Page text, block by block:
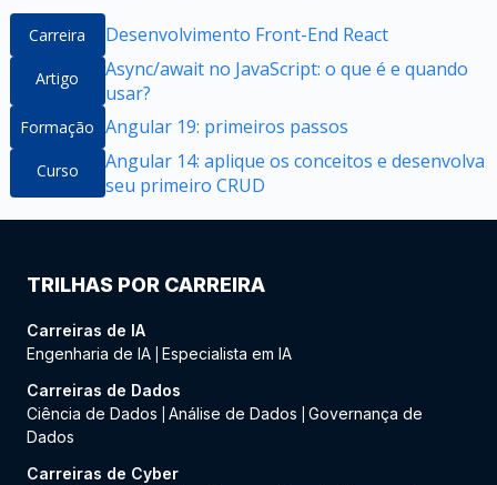
Carreira Desenvolvimento Front-End React
Artigo
Async/await no JavaScript: o que é e quando
usar?
Formação Angular 19: primeiros passos
Curso
Angular 14: aplique os conceitos e desenvolva
seu primeiro CRUD
TRILHAS POR CARREIRA
Carreiras de IA
Engenharia de IA Especialista em IA
Carreiras de Dados
Ciência de Dados
Análise de Dados
Governança de
Dados
Carreiras de Cyber